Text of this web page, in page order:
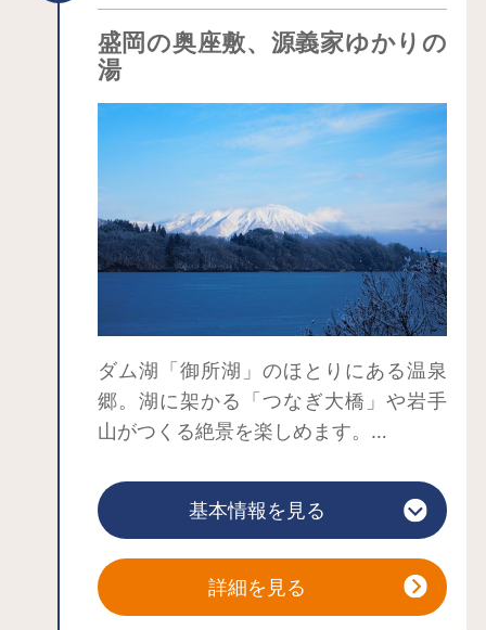
盛岡駅から車で30分とアクセスも良
く、周辺には「小岩井農場」や「盛岡
手作り村」といった観光スポットがあ
るほか、十和田湖、八幡平、角館、浄
土ヶ浜、平泉といった観光名所へのア
クセスもしやすく、北東北の観光拠点
としてもおすすめ。温泉街には大小さ
まざま宿があり、お気に入りの宿が見
つけられそうです。
夏の御所湖まつりでは湖上に美しい花
火が打ち上げられます。桜、新緑、紅
にお楽しみください。
盛岡の奥座敷、源義家ゆかりの
湯
ダム湖「御所湖」のほとりにある温泉
郷。湖に架かる「つなぎ大橋」や岩手
山がつくる絶景を楽しめます。
は、11世紀に武将・源義家が愛馬を石に
つないで入浴したことに由来し、つな
「盛岡の奥座敷」として多くの人々に
親しまれてきました。泉質はアルカリ
基本情報を見る
詳細を見る